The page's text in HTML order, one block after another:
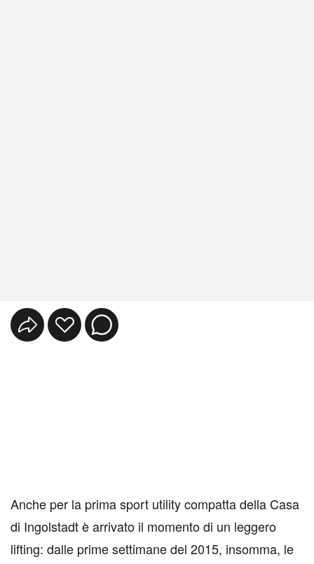
Anche per la prima sport utility compatta della Casa
di Ingolstadt è arrivato il momento di un leggero
lifting: dalle prime settimane del 2015, insomma, le